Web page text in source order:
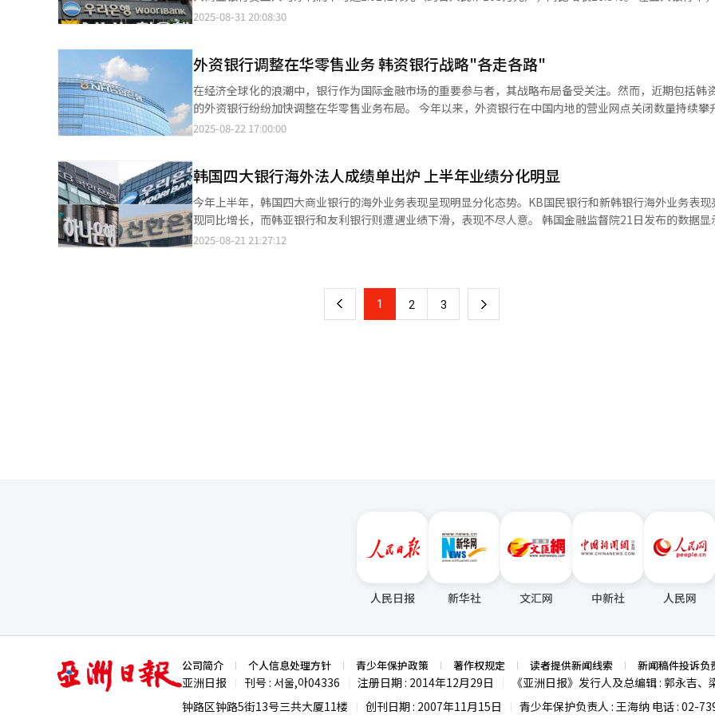
心的应对模式。
面，花旗银行、渣打银行、Kakao银行、韩国进出口银行和Toss银行均达14%以上；KB国民银行、韩亚银
银行、韩国产业银行均在13%以上，处于较高水平。 值得注意的是，大部分银行的普通股资本充足率较前一季度有
缓、外汇汇率波动加剧等内外部不确定性因素增加，加之不良贷款率持续攀升、信用风险上升，将继续密切
业稳健性状况，不断完善相关制度以增强损失吸收能力。
亚银行的员工人均净利润最高，为2.39亿韩元，同比增长27.1%。KB国民银行增幅最为显著，员工人均净
员工人均净利润为3.37亿韩元，虽然同比下降11.4%，但生产力仍是五大商业银行的1.7倍。其中，Toss银
均净利润最高，达4.27亿韩元，但较去年同期减少18.7%；K银行从3.4亿韩元减至3亿韩元；Kakao银行则
加，从2.77亿韩元增至2.85亿韩元。 两类银行生产力差异的主要原因在于员工规模策略不同。在数字化转型浪潮下，
五大银行持续精简人员，而互联网银行为扩张业务则不断招兵买马。数据显示，截至今年上半年，五大银行
总数为6.6157万人，同比减少1400人；而三家互联网银行员工总数为2996人，同比增加327人。 业内人士指出，五
应。 去年第一季度，各大银行均计提数千亿韩元赔偿准备金，其中KB国民银行规模最大，达8620亿韩元；NH农协银
行3416亿韩元；新韩银行2740亿韩元；韩亚银行1799亿韩元。 拨备规模最大的KB国民银行员工人均净利润增幅接
近100%，新韩银行（31.6%）、韩亚银行（27.1%）同样大幅上升；而拨备规模较小的友利银行（75亿韩
产力增幅相对有限。
2025-08-31 20:08:30
外资银行调整在华零售业务 韩资银行战略"各走各路"
在经济全球化的浪潮中，银行作为国际金融市场的重要参与者，其战略布局备受关注。然而，近期包括韩
的外资银行纷纷加快调整在华零售业务布局。 今年以来，外资银行在中国内地的营业网点关闭数量持续攀升。根据中
国国家金融监管总局官网数据，今年上半年共9家外资银行的32家分支机构获准退出。其中，汇丰银行（中
普通储蓄、基础理财等金融服务领域，外资银行的边际效益呈现明显的递减态势。与此形成鲜明对比的是，
凭借庞大的网点网络和客户基础，在零售业务领域建立了主导地位，使得外资银行面临巨大竞争压力。 同时，在本土
化竞争环境日趋激烈的情况下，外资银行正面临多维度挑战。网点覆盖范围相对不足、品牌认知存在局限等
板，使得外资银行难以在零售业务上实现突破性发展。面对这一现实，收缩普通网点布局、聚焦自身优势赛
外资银行在激烈竞争中寻求差异化发展的重要战略选择。 ◆韩亚银行收缩网点 走“轻量化”经营之路 面对中国金融
浪潮中，韩亚银行也加速调整网点布局。韩亚银行中国有限公司此前宣布，为进一步优化网点布局、提高经
率，旗下大连开发区支行自6月21日起停止对外营业，并将该支行业务全部并入韩亚银行大连分行，原有债
度，中国法人净利润仅为10亿韩元，影响力被逐渐边缘化。郑镇完计划此次访华期间与当地主要客户、金
人会面，金融界人士透露此行可能也包含友利银行对韩中关系改善的期待。 曾被视为韩国主要商业银行全球业务“主
战场”的中国市场，如今陷入增长停滞状况。受中美贸易摩擦影响，不少韩国企业撤出中国市场，再加上个
国法人总资产为26.9192万亿韩元，较去年年底减少1.605万亿韩元，降幅达5.6%。 过去几年，四大银行中国法人资
仅过半年再度下降至三年前水平。 业绩方面，四大银行中国法人同样表现不佳。韩亚银行中国法人2020年净利润达
845亿韩元，2021年为571亿韩元。然而，去年净利润骤降至59亿韩元。新韩银行和友利银行中国法人也一
300亿至400亿韩元的年净利润，但去年仅分别录得13亿韩元和202亿韩元，明显落后于美国、柬埔寨等其
2025-08-22 17:00:00
韩国四大银行海外法人成绩单出炉 上半年业绩分化明显
今年上半年，韩国四大商业银行的海外业务表现呈现明显分化态势。KB国民银行和新韩银行海外业务表现
现同比增长，而韩亚银行和友利银行则遭遇业绩下滑，表现不尽人意。 韩国金融监督院21日发布的数据显示，KB国
民银行、新韩银行、韩亚银行、友利银行韩国四大银行今年上半年海外法人净利润为4653亿韩元（约合人
尼法人KB Bank经营状况的好转。上半年KB Bank亏损缩小至538亿韩元，仅为去年同期的一半。除印尼法
国民银行柬埔寨法人也表现亮眼，取得1118亿韩元净利润，同比增长近一倍。 作为海外业务“领头羊”的新韩银
行，上半年在美国、加拿大、欧洲、中国等10家海外法人共实现3152亿韩元净利润，同比增长6%。从国家
2025-08-21 21:27:12
上 1 2 3 下
人民日报 新华社 文汇网 中新社 人民网
亚
洲
日
公司简介 个人信息处理方针 青少年保护政策 著作权规定 读者提供新闻线索 新闻稿件投诉负
亚洲日报 刊号 : 서울,아04336 注册日期 : 2014年12月29日 《亚洲日报》发行人及总编辑 : 郭永吉、
钟路区钟路5街13号三共大厦11楼
创刊日期 : 2007年11月15日 青少年保护负责人 : 王海纳 电话 : 02-